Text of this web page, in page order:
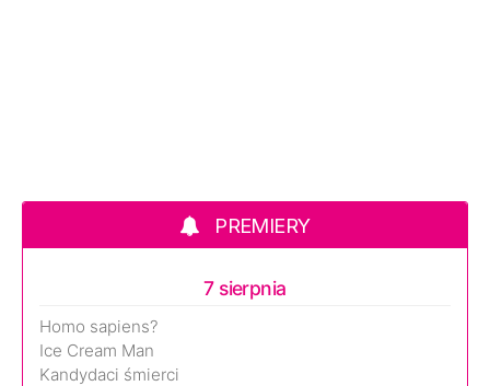
PREMIERY
7 sierpnia
Homo sapiens?
Ice Cream Man
Kandydaci śmierci